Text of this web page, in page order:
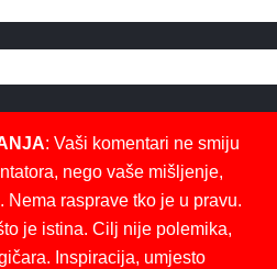
: Vaši komentari ne smiju
nego vaše mišljenje,
rasprave tko je u pravu.
je istina. Cilj nije polemika,
Inspiracija, umjesto